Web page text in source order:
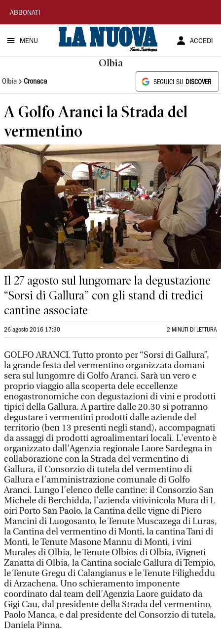
La
Nuova
Sardegna
ABBONATI
MENU ACCEDI
Olbia
Olbia Cronaca SEGUICI SU DISCOVER
A Golfo Aranci la Strada del
vermentino
Il 27 agosto sul lungomare la degustazione
“Sorsi di Gallura” con gli stand di tredici
cantine associate
26 agosto 2016 17:30 2 MINUTI DI LETTURA
GOLFO ARANCI. Tutto pronto per “Sorsi di Gallura”,
la grande festa del vermentino organizzata domani
sera sul lungomre di Golfo Aranci. Sarà un vero e
proprio viaggio alla scoperta dele eccellenze
enogastronomiche con degustazioni di vini e prodotti
tipici della Gallura. A partire dalle 20.30 si potranno
degustare i vermentini prodotti dalle aziende del
territorio (ben 13 presenti negli stand), accompagnati
da assaggi di prodotti agroalimentari locali. L'evento è
organizzato dall'Agenzia regionale Laore Sardegna in
collaborazione con la Strada del vermentino di
Gallura, il Consorzio di tutela del vermentino di
Gallura e l’amministrazione comunale di Golfo
Aranci. Lungo l’elenco delle cantine: il Consorzio San
Michele di Berchidda, l’azienda vitivinicola Mura di L
oiri Porto San Paolo, la Cantina delle vigne di Piero
Mancini di Luogosanto, le Tenute Muscazega di Luras,
la Cantina del vermentino di Monti, la cantina Tani di
Monti, le Tenute Masone Mannu di Monti, i vini
Murales di Olbia, le Tenute Olbios di Olbia, iVigneti
Zanatta di Olbia, la Cantina sociale Gallura di Tempio,
le Tenute Gregu di Calangianus e le Tenute Filigheddu
di Arzachena. Uno schieramento imponente
coordinato dal team dell’Agenzia Laore guidato da
Gigi Cau, dal presidente della Strada del vermentino,
Paolo Manca, e dal presidente del Consorzio di tutela,
Daniela Pinna.